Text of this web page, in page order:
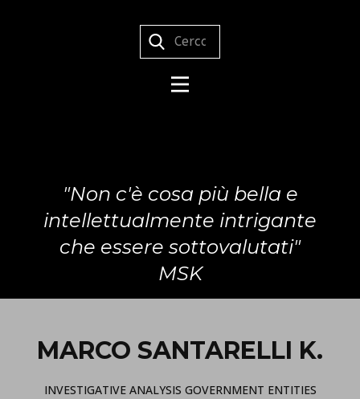
"Non c'è cosa più bella e
intellettualmente intrigante
che essere sottovalutati"
MSK
MARCO SANTARELLI K.
INVESTIGATIVE ANALYSIS GOVERNMENT ENTITIES